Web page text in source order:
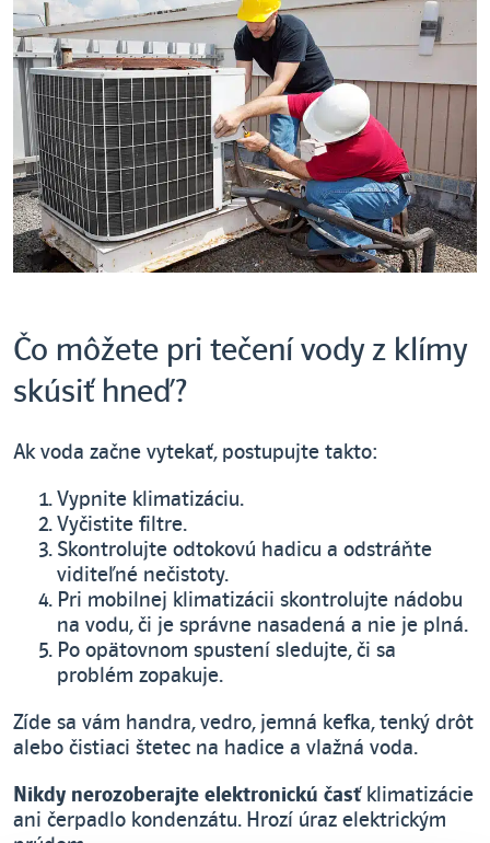
Čo môžete pri tečení vody z klímy
skúsiť hneď?
Ak voda začne vytekať, postupujte takto:
Vypnite klimatizáciu.
Vyčistite filtre.
Skontrolujte odtokovú hadicu a odstráňte
viditeľné nečistoty.
Pri mobilnej klimatizácii skontrolujte nádobu
na vodu, či je správne nasadená a nie je plná.
Po opätovnom spustení sledujte, či sa
problém zopakuje.
Zíde sa vám handra, vedro, jemná kefka, tenký drôt
alebo čistiaci štetec na hadice a vlažná voda.
Nikdy nerozoberajte elektronickú časťklimatizácie
ani čerpadlo kondenzátu. Hrozí úraz elektrickým